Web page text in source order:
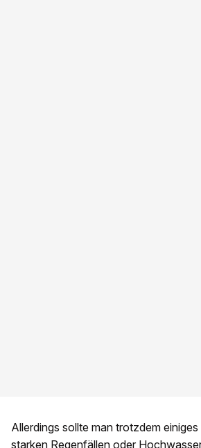
Allerdings sollte man trotzdem
starken Regenfällen oder